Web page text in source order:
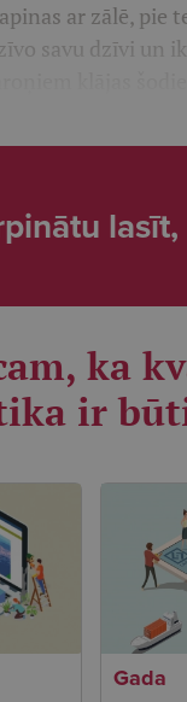
ar zālē,
savu dzīvi un
ka
ir
Gada